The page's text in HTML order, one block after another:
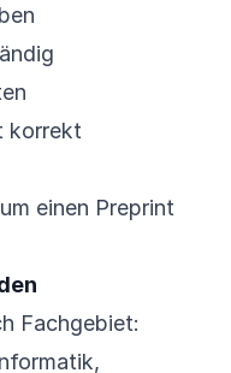
korrekt
einen Preprint
Fachgebiet: